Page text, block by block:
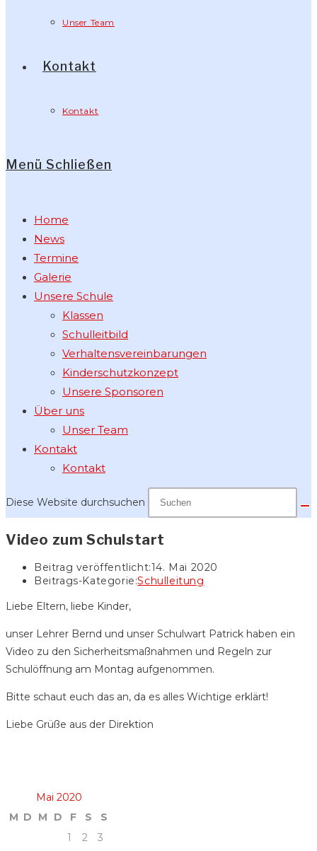
Unser Team
Kontakt
Kontakt
Menü Schließen
Home
News
Termine
Galerie
Unsere Schule
Klassen
Schulleitbild
Verhaltensvereinbarungen
Kinderschutzkonzept
Unsere Sponsoren
Über uns
Unser Team
Kontakt
Kontakt
Diese Website durchsuchen
Video zum Schulstart
Beitrag veröffentlicht:14. Mai 2020
Beitrags-Kategorie:Schulleitung
Liebe Eltern, liebe Kinder,
unser Lehrer Bernd und unser Schulwart Patrick haben ein
Video zu den Sicherheitsmaßnahmen und Regeln zur
Schulöffnung am Montag aufgenommen.
Bitte schaut euch das an, da es alles Wichtige erklärt!
Liebe Grüße aus der Direktion
Mai 2020
M D M D F S
S
1
2
3